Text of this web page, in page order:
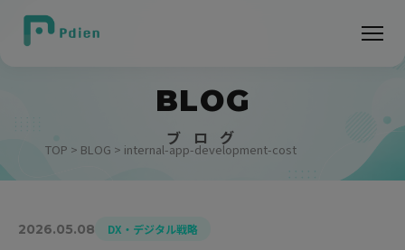
BLOG
ブ ロ グ
TOP > BLOG > internal-app-development-cost
2026.05.08 DX・デジタル戦略